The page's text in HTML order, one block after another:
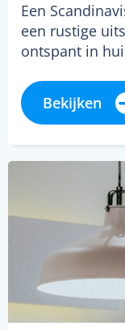
Een
een rustige
ontspant in
Bekijken